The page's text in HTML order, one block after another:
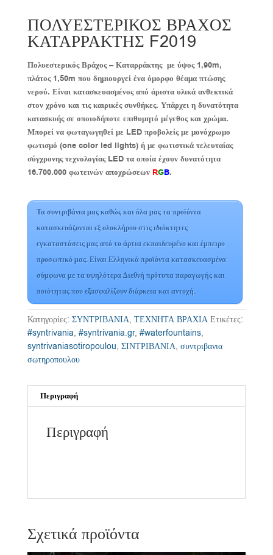
ΠΟΛΥΕΣΤΕΡΙΚΟΣ ΒΡΑΧΟΣ
ΚΑΤΑΡΡΑΚΤΗΣ F2019
Πολυεστερικός Βράχος – Καταρράκτης με ύψος 1,90m,
πλάτος 1,50m που δημιουργεί ένα όμορφο θέαμα πτώσης
νερού. Είναι κατασκευασμένος από άριστα υλικά ανθεκτικά
στον χρόνο και τις καιρικές συνθήκες. Υπάρχει η δυνατότητα
κατασκυής σε οποιοδήποτε επιθυμητό μέγεθος και χρώμα.
Μπορεί να φωταγωγηθεί με LED προβολείς με μονόχρωμο
φωτισμό (one color led lights) ή με φωτιστικά τελευταίας
σύγχρονης τεχνολογίας LED τα οποία έχουν δυνατότητα
16.700.000 φωτεινών αποχρώσεων RGB.
Τα συντριβάνια μας καθώς και όλα μας τα προϊόντα
κατασκευάζονται εξ ολοκλήρου στις ιδιόκτητες
εγκαταστάσεις μας από το άρτια εκπαιδευμένο και έμπειρο
προσωπικό μας. Είναι Ελληνικά προϊόντα κατασκευασμένα
σύμφωνα με τα υψηλότερα Διεθνή πρότυπα παραγωγής και
ποιότητας που εξασφαλίζουν διάρκεια και αντοχή.
Κατηγορίες: ΣΥΝΤΡΙΒΑΝΙΑ, ΤΕΧΝΗΤΑ ΒΡΑΧΙΑ Ετικέτες:
#syntrivania, #syntrivania.gr, #waterfountains,
syntrivaniasotiropoulou, ΣΙΝΤΡΙΒΑΝΙΑ, συντριβανια
σωτηροπουλου
Περιγραφή
Περιγραφή
Σχετικά προϊόντα